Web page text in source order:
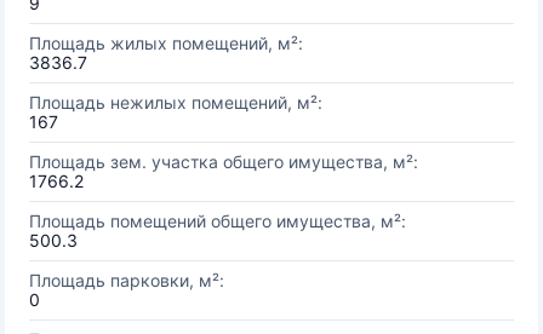
Площадь жилых помещений, м²:
3836.7
Площадь нежилых помещений, м²:
167
Площадь зем. участка общего имущества, м²:
1766.2
Площадь помещений общего имущества, м²:
500.3
Площадь парковки, м²:
0